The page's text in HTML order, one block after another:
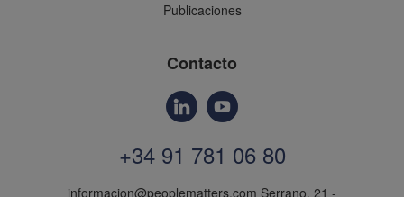
Publicaciones
Contacto
+34 91 781 06 80
informacion@peoplematters.com Serrano, 21 -